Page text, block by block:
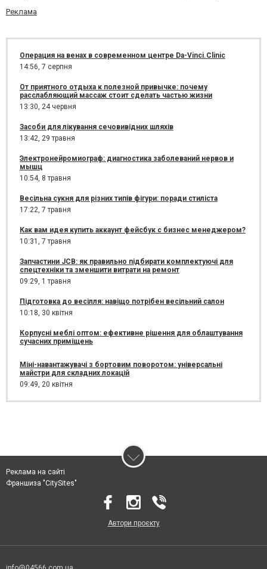
Реклама
Операция на венах в современном центре Da-Vinci.Clinic
14:56, 7 серпня
От приятного отдыха к полезной привычке: почему
расслабляющий массаж стоит сделать частью жизни
13:30, 24 червня
Засоби для лікування сечовивідних шляхів
13:42, 29 травня
Электронейромиограф: диагностика заболеваний нервов и
мышц
10:54, 8 травня
Весільна сукня для різних типів фігури: поради стиліста
17:22, 7 травня
Как вам идея купить аккаунт фейсбук с бизнес менеджером?
10:31, 7 травня
Запчастини JCB: як правильно підбирати комплектуючі для
спецтехніки та зменшити витрати на ремонт
09:29, 1 травня
Підготовка до весілля: навіщо потрібен весільний салон
10:18, 30 квітня
Корпусні меблі оптом: ефективне рішення для облаштування
сучасних приміщень
Міні-навантажувачі з бортовим поворотом: універсальні
майстри для складних локацій
09:49, 20 квітня
Реклама на сайті
Франшиза "CitySites"
Автори проєкту